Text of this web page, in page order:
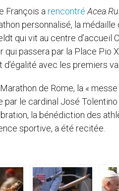
François a rencontré Acea
personnalisé, la
qui vit au centre
qui passera par la Place Pio
avec les premiers
de Rome, la «
par le cardinal José
la bénédiction des
sportive, a été recitée.